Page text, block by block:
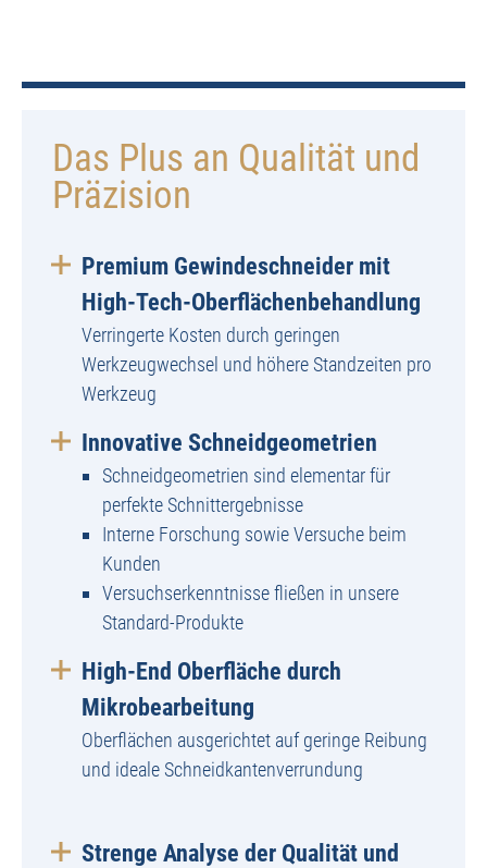
Das Plus an Qualität und
Präzision
Premium Gewindeschneider mit
High-Tech-Oberflächenbehandlung
Verringerte Kosten durch geringen
Werkzeugwechsel und höhere Standzeiten pro
Werkzeug
Innovative Schneidgeometrien
Schneidgeometrien sind elementar für
perfekte Schnittergebnisse
Interne Forschung sowie Versuche beim
Kunden
Versuchserkenntnisse fließen in unsere
Standard-Produkte
High-End Oberfläche durch
Mikrobearbeitung
Oberflächen ausgerichtet auf geringe Reibung
und ideale Schneidkantenverrundung
Strenge Analyse der Qualität und